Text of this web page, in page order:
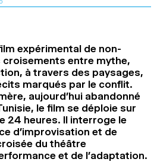
2020
2018
expérimental de non-
entre mythe,
à travers des paysages,
marqués par le conflit.
aujourd’hui abandonné
le film se déploie sur
24 heures. Il interroge le
d’improvisation et de
du théâtre
et de l’adaptation.